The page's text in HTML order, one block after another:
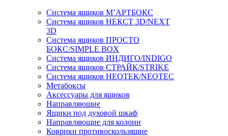
Система ящиков М’АРТБОКС
Система ящиков НЕКСТ 3D/NEXT
3D
Система ящиков ПРОСТО
БОКС/SIMPLE BOX
Система ящиков ИНДИГО/INDIGO
Система ящиков СТРАЙК/STRIKE
Система ящиков НЕОТЕК/NEOTEC
Метабоксы
Аксессуары для ящиков
Направляющие
Ящики под духовой шкаф
Направляющие для колонн
Коврики противоскользящие